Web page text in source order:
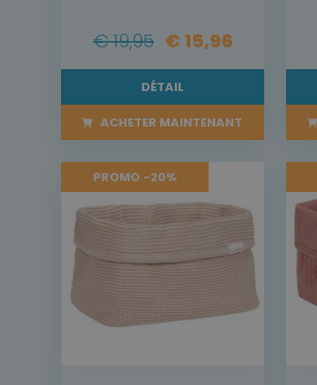
€ 19,95 € 15,96
DÉTAIL
ACHETER MAINTENANT
PROMO -20%